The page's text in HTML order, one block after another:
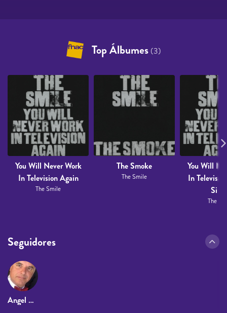
Top Álbumes (3)
You Will Never Work
In Television Again
The Smile
The Smoke
The Smile
You Will
In
The
Seguidores
Angel Rodero